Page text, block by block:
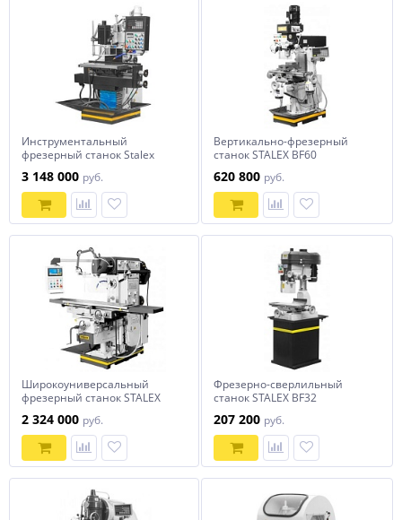
Инструментальный
фрезерный станок Stalex
3 148 000 руб.
Вертикально-фрезерный
станок STALEX BF60
620 800 руб.
Широкоуниверсальный
фрезерный станок STALEX
2 324 000 руб.
Фрезерно-сверлильный
станок STALEX BF32
207 200 руб.